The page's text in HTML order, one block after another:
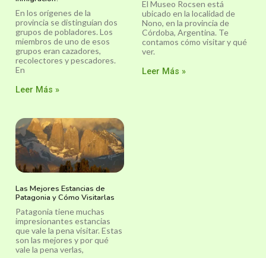
En los orígenes de la
provincia se distinguían dos
grupos de pobladores. Los
miembros de uno de esos
grupos eran cazadores,
recolectores y pescadores.
En
Leer Más »
El Museo Rocsen está
ubicado en la localidad de
Nono, en la provincia de
Córdoba, Argentina. Te
contamos cómo visitar y qué
ver.
Leer Más »
Las Mejores Estancias de
Patagonia y Cómo Visitarlas
Patagonia tiene muchas
impresionantes estancias
que vale la pena visitar. Estas
son las mejores y por qué
vale la pena verlas,